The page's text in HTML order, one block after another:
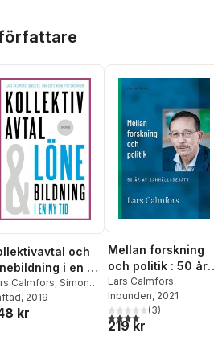
och
i en ny
Calmfors, Simon
,Ann-Sofie Kolm
, 2019
kr
Mellan forskning
och politik : 50 år
av samhällsdebatt
Lars Calmfors
Inbunden, 2021
4,0utav 5 stjärnor.
(3)
219 kr